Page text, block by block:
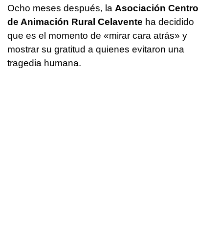
Ocho meses después, la Asociación Centro
de Animación Rural Celavente ha decidido
que es el momento de «mirar cara atrás» y
mostrar su gratitud a quienes evitaron una
tragedia humana.